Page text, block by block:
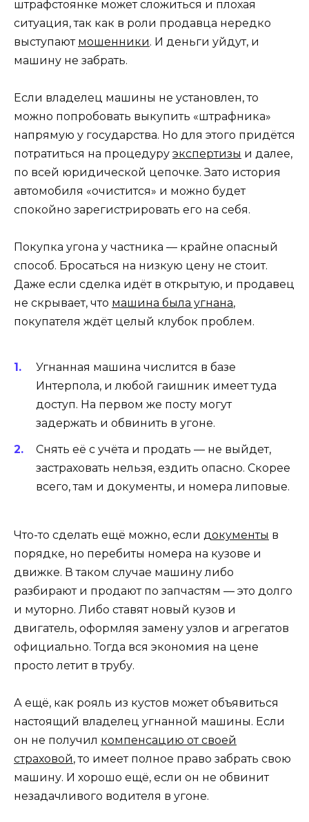
штрафстоянке может сложиться и плохая
ситуация, так как в роли продавца нередко
выступают мошенники. И деньги уйдут, и
машину не забрать.
Если владелец машины не установлен, то
можно попробовать выкупить «штрафника»
напрямую у государства. Но для этого придётся
потратиться на процедуру экспертизы и далее,
по всей юридической цепочке. Зато история
автомобиля «очистится» и можно будет
спокойно зарегистрировать его на себя.
Покупка угона у частника — крайне опасный
способ. Бросаться на низкую цену не стоит.
Даже если сделка идёт в открытую, и продавец
не скрывает, что машина была угнана,
покупателя ждёт целый клубок проблем.
Угнанная машина числится в базе
Интерпола, и любой гаишник имеет туда
доступ. На первом же посту могут
задержать и обвинить в угоне.
Снять её с учёта и продать — не выйдет,
застраховать нельзя, ездить опасно. Скорее
всего, там и документы, и номера липовые.
Что-то сделать ещё можно, если документы в
порядке, но перебиты номера на кузове и
движке. В таком случае машину либо
разбирают и продают по запчастям — это долго
и муторно. Либо ставят новый кузов и
двигатель, оформляя замену узлов и агрегатов
официально. Тогда вся экономия на цене
просто летит в трубу.
А ещё, как рояль из кустов может объявиться
настоящий владелец угнанной машины. Если
он не получил компенсацию от своей
страховой, то имеет полное право забрать свою
машину. И хорошо ещё, если он не обвинит
незадачливого водителя в угоне.